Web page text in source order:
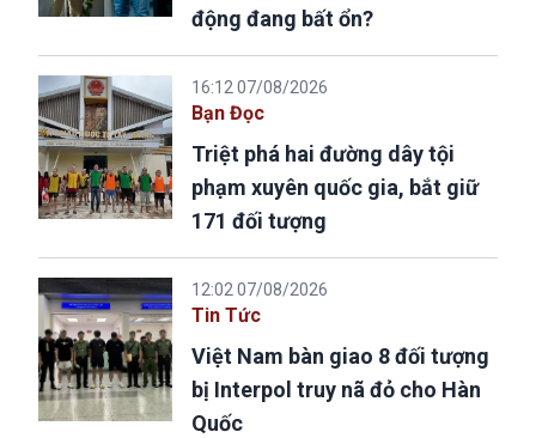
động đang bất ổn?
16:12 07/08/2026
Bạn Đọc
Triệt phá hai đường dây tội
phạm xuyên quốc gia, bắt giữ
171 đối tượng
12:02 07/08/2026
Tin Tức
Việt Nam bàn giao 8 đối tượng
bị Interpol truy nã đỏ cho Hàn
Quốc